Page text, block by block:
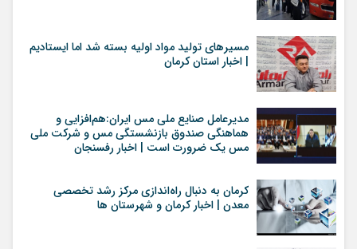
مسیرهای تولید مواد اولیه بسته شد اما ایستادیم
| اخبار استان کرمان
مدیرعامل صنایع ملی مس ایران:هم‌افزایی و
هماهنگی صندوق بازنشستگی مس و شرکت ملی
مس یک ضرورت است | اخبار رفسنجان
کرمان به دنبال راه‌اندازی مرکز رشد تخصصی
معدن | اخبار کرمان و شهرستان ها